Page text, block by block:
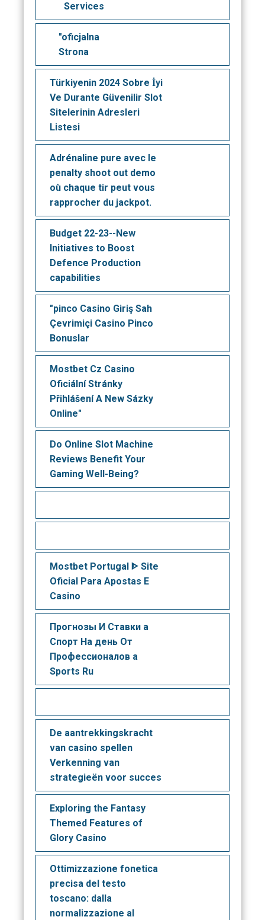
Services
"oficjalna
Strona
Türkiyenin 2024 Sobre İyi
Ve Durante Güvenilir Slot
Sitelerinin Adresleri
Listesi
Adrénaline pure avec le
penalty shoot out demo
où chaque tir peut vous
rapprocher du jackpot.
Budget 22-23--New
Initiatives to Boost
Defence Production
capabilities
"pinco Casino Giriş Sah
Çevrimiçi Casino Pinco
Bonuslar
Mostbet Cz Casino
Oficiální Stránky
Přihlášení A New Sázky
Online"
Do Online Slot Machine
Reviews Benefit Your
Gaming Well-Being?
Mostbet Portugal ᐈ Site
Oficial Para Apostas E
Casino
Прогнозы И Ставки а
Спорт На день От
Профессионалов а
Sports Ru
De aantrekkingskracht
van casino spellen
Verkenning van
strategieën voor succes
Exploring the Fantasy
Themed Features of
Glory Casino
Ottimizzazione fonetica
precisa del testo
toscano: dalla
normalizzazione al